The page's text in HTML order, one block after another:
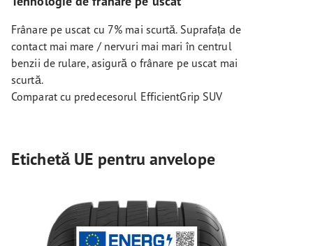
Frânare pe uscat cu 7% mai scurtă. Suprafața de
contact mai mare / nervuri mai mari în centrul
benzii de rulare, asigură o frânare pe uscat mai
scurtă.
Comparat cu predecesorul EfficientGrip SUV
Etichetă UE pentru anvelope